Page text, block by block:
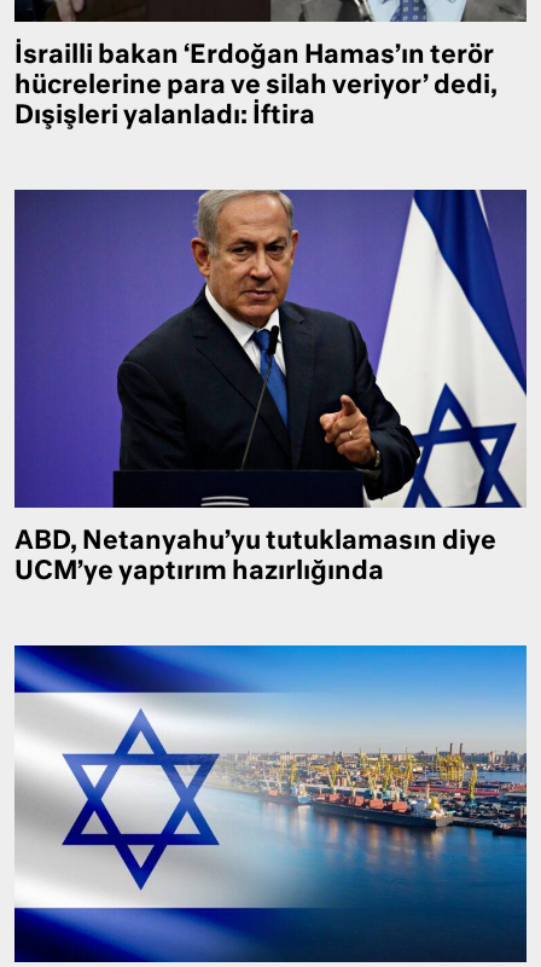
İsrailli bakan ‘Erdoğan Hamas’ın terör
hücrelerine para ve silah veriyor’ dedi,
Dışişleri yalanladı: İftira
ABD, Netanyahu’yu tutuklamasın diye
UCM’ye yaptırım hazırlığında